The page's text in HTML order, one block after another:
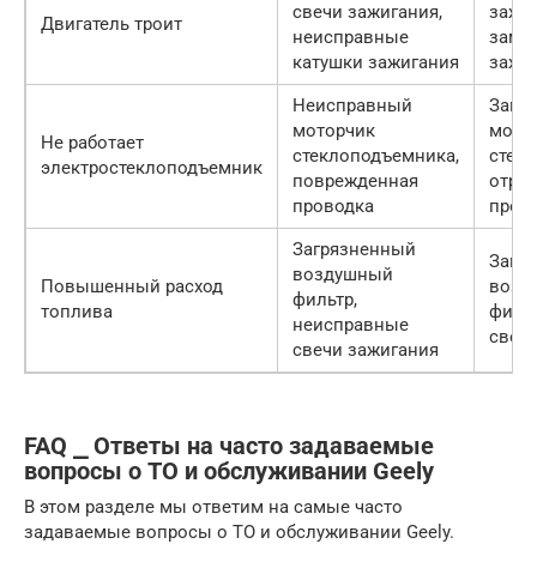
Двигатель троит
свечи зажигания,
неисправные
катушки зажигания
Не работает
электростеклоподъемник
Неисправный
моторчик
стеклоподъемника,
поврежденная
проводка
Повышенный расход
топлива
Загрязненный
воздушный
фильтр,
неисправные
свечи зажигания
FAQ ⎯ Ответы на часто задаваемые
вопросы о ТО и обслуживании Geely
В этом разделе мы ответим на самые часто
задаваемые вопросы о ТО и обслуживании Geely.